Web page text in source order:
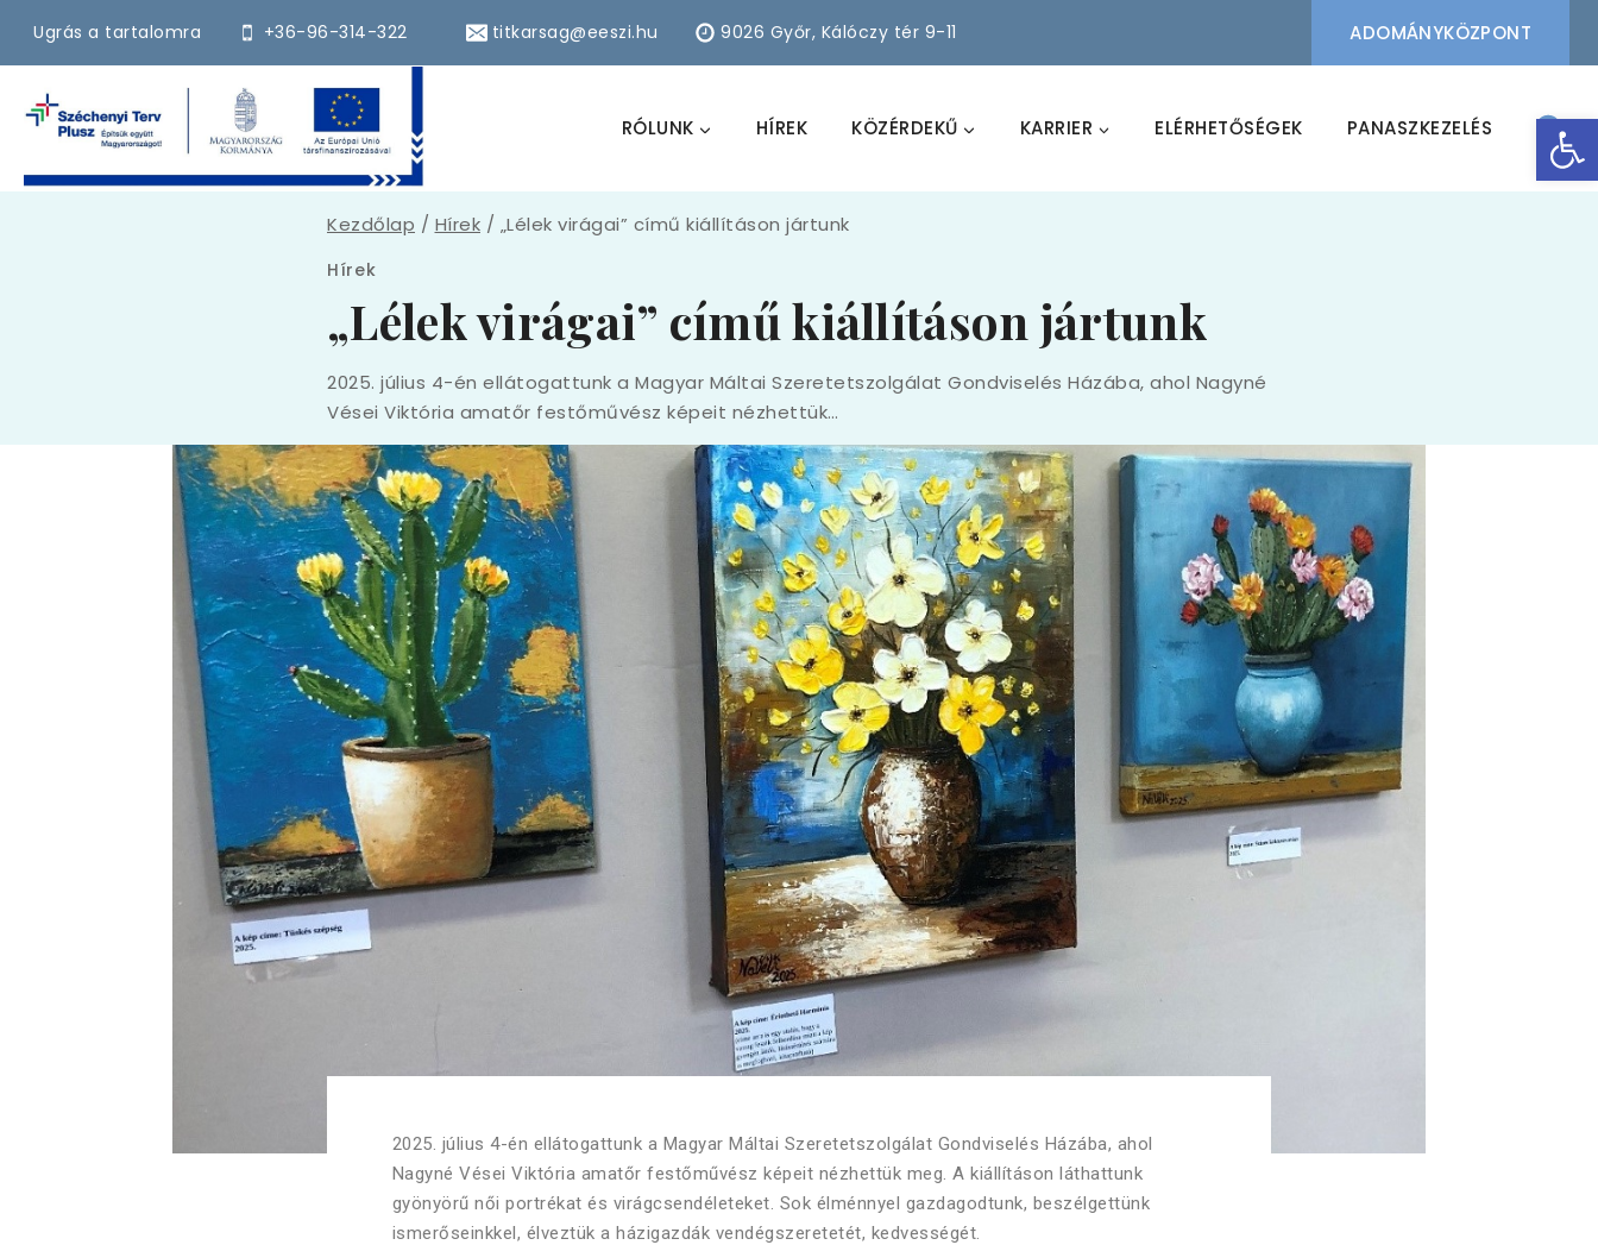
Ugrás a tartalomra +36-96-314-322 titkarsag@eeszi.hu 9026 Győr, Kálóczy tér 9-11 ADOMÁNYKÖZPONT
RÓLUNK HÍREK KÖZÉRDEKŰ KARRIER ELÉRHETŐSÉGEK PANASZKEZELÉS
Kezdőlap / Hírek / „Lélek virágai” című kiállításon jártunk
Hírek
„Lélek virágai” című kiállításon jártunk
2025. július 4-én ellátogattunk a Magyar Máltai Szeretetszolgálat Gondviselés Házába, ahol Nagyné
Vései Viktória amatőr festőművész képeit nézhettük…
2025. július 4-én ellátogattunk a Magyar Máltai Szeretetszolgálat Gondviselés Házába, ahol
Nagyné Vései Viktória amatőr festőművész képeit nézhettük meg. A kiállításon láthattunk
gyönyörű női portrékat és virágcsendéleteket. Sok élménnyel gazdagodtunk, beszélgettünk
ismerőseinkkel, élveztük a házigazdák vendégszeretetét, kedvességét.